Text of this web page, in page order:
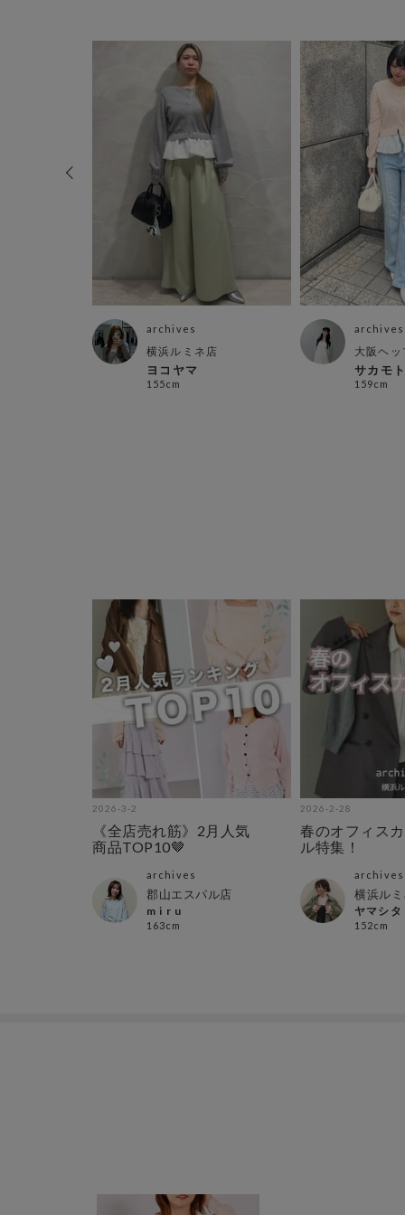
archives
横浜ルミネ店
ヨコヤマ
155cm
archives
大阪ヘ
サカモ
159cm
2026-3-2
《全店売れ筋》2月人気
商品TOP10🤎
archives
郡山エスパル店
m i r u
163cm
2026-2-28
春のオフィス
ル特集！
archives
横浜ル
ヤマシタ
152cm